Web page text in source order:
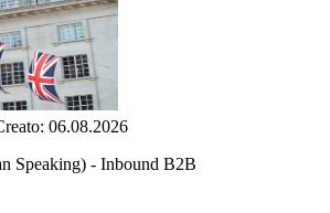
06.08.2026
Speaking) - Inbound B2B